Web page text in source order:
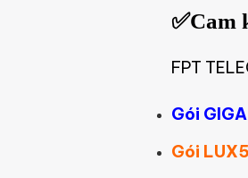
✅Cam
FPT
Gói
Gói